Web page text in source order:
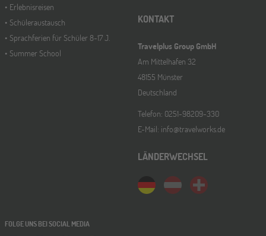
Erlebnisreisen
Schüleraustausch
Sprachferien für Schüler 8-17 J.
Summer School
KONTAKT
Travelplus Group GmbH
Am Mittelhafen 32
48155 Münster
Deutschland
Telefon: 0251-98209-330
E-Mail: info@travelworks.de
LÄNDERWECHSEL
FOLGE UNS BEI SOCIAL MEDIA